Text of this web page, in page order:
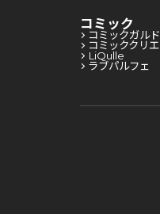
コミック
コミックガルド
コミッククリエ
LiQulle
ラブパルフェ